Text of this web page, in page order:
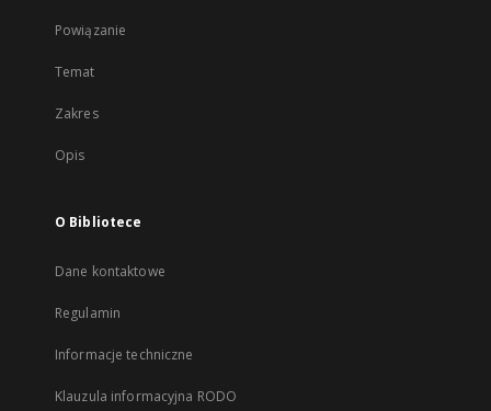
Powiązanie
Temat
Zakres
Opis
O Bibliotece
Dane kontaktowe
Regulamin
Informacje techniczne
Klauzula informacyjna RODO